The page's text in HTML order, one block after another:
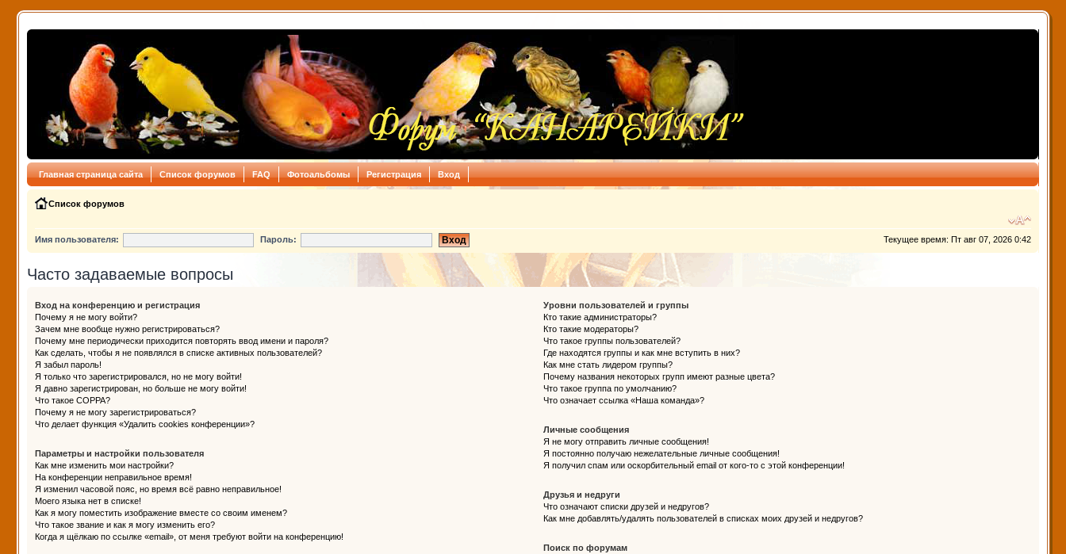
Главная страница сайта Список форумов FAQ Фотоальбомы Регистрация Вход
Список форумов
Текущее время: Пт авг 07, 2026 0:42
Имя пользователя: Пароль:
Часто задаваемые вопросы
Вход на конференцию и регистрация
Почему я не могу войти?
Зачем мне вообще нужно регистрироваться?
Почему мне периодически приходится повторять ввод имени и пароля?
Как сделать, чтобы я не появлялся в списке активных пользователей?
Я забыл пароль!
Я только что зарегистрировался, но не могу войти!
Я давно зарегистрирован, но больше не могу войти!
Что такое COPPA?
Почему я не могу зарегистрироваться?
Что делает функция «Удалить cookies конференции»?
Параметры и настройки пользователя
Как мне изменить мои настройки?
На конференции неправильное время!
Я изменил часовой пояс, но время всё равно неправильное!
Моего языка нет в списке!
Как я могу поместить изображение вместе со своим именем?
Что такое звание и как я могу изменить его?
Когда я щёлкаю по ссылке «email», от меня требуют войти на конференцию!
Уровни пользователей и группы
Кто такие администраторы?
Кто такие модераторы?
Что такое группы пользователей?
Где находятся группы и как мне вступить в них?
Как мне стать лидером группы?
Почему названия некоторых групп имеют разные цвета?
Что такое группа по умолчанию?
Что означает ссылка «Наша команда»?
Личные сообщения
Я не могу отправить личные сообщения!
Я постоянно получаю нежелательные личные сообщения!
Я получил спам или оскорбительный email от кого-то с этой конференции!
Друзья и недруги
Что означают списки друзей и недругов?
Как мне добавлять/удалять пользователей в списках моих друзей и недругов?
Поиск по форумам